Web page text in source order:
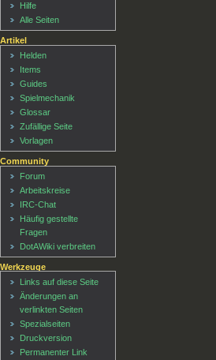
Hilfe
Alle Seiten
Artikel
Helden
Items
Guides
Spielmechanik
Glossar
Zufällige Seite
Vorlagen
Community
Forum
Arbeitskreise
IRC-Chat
Häufig gestellte
Fragen
DotAWiki verbreiten
Werkzeuge
Links auf diese Seite
Änderungen an
verlinkten Seiten
Spezialseiten
Druckversion
Permanenter Link